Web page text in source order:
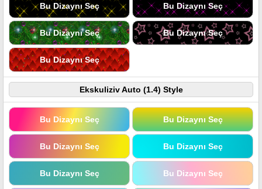
Bu Dizaynı Seç Bu Dizaynı Seç
Bu Dizaynı Seç Bu Dizaynı Seç
Bu Dizaynı Seç
Ekskuliziv Auto (1.4) Style
Bu Dizaynı Seç Bu Dizaynı Seç
Bu Dizaynı Seç Bu Dizaynı Seç
Bu Dizaynı Seç Bu Dizaynı Seç